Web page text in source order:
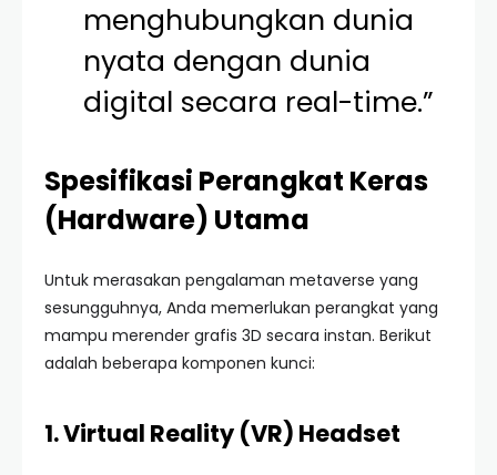
menghubungkan dunia
nyata dengan dunia
digital secara real-time.”
Spesifikasi Perangkat Keras
(Hardware) Utama
Untuk merasakan pengalaman metaverse yang
sesungguhnya, Anda memerlukan perangkat yang
mampu merender grafis 3D secara instan. Berikut
adalah beberapa komponen kunci:
1. Virtual Reality (VR) Headset